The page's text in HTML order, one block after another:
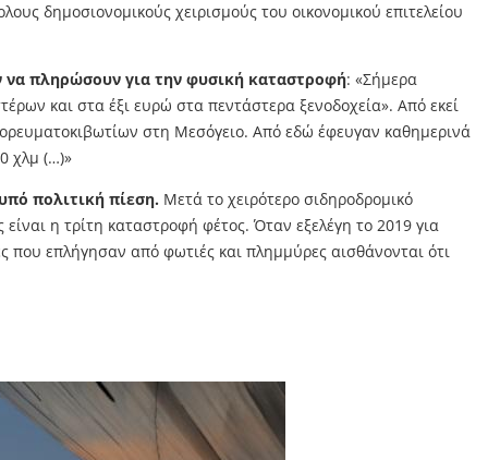
δημοσιονομικούς χειρισμούς του οικονομικού επιτελείου
να πληρώσουν για την φυσική καταστροφή: «Σήμερα
και στα έξι ευρώ στα πεντάστερα ξενοδοχεία». Από εκεί
στη Μεσόγειο. Από εδώ έφευγαν καθημερινά
χλμ (…)»
πολιτική πίεση. Μετά το χειρότερο σιδηροδρομικό
η τρίτη καταστροφή φέτος. Όταν εξελέγη το 2019 για
που επλήγησαν από φωτιές και πλημμύρες αισθάνονται ότι